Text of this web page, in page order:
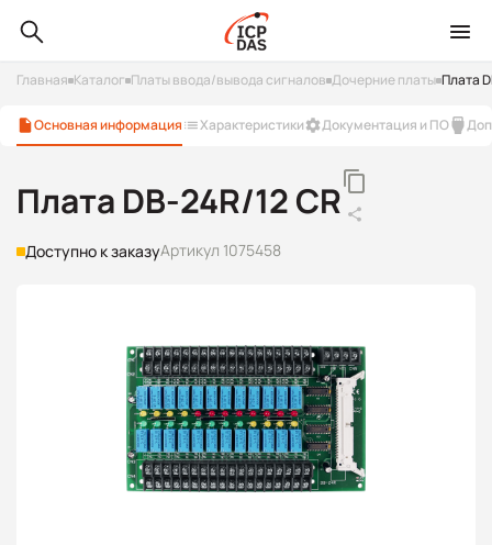
Главная Каталог Платы ввода/вывода сигналов Дочерние платы Плата
Основная информация Характеристики Документация и ПО
Плата DB-24R/12 CR
Доступно к заказуАртикул 1075458